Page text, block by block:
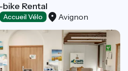
bike Rental
Accueil Vélo Avignon